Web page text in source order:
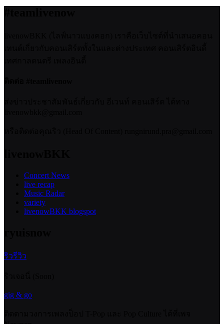
Concert News
live recap
Music Radar
variety
livenowBKK blogspot
ริวรีวิว
gig & go